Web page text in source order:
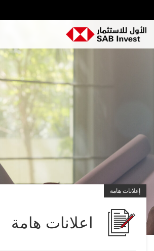
إعلانات هامة
اعلانات هامة